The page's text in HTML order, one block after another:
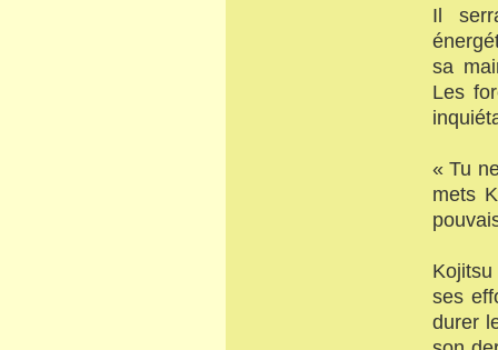
Il
sa
Les
« Tu
mets
ses
durer